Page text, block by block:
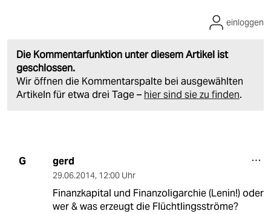
Die Kommentarfunktion unter diesem Artikel ist
geschlossen.
Wir öffnen die Kommentarspalte bei ausgewählten
Artikeln für etwa drei Tage – hier sind sie zu finden.
einloggen
G gerd
29.06.2014, 12:00 Uhr
Finanzkapital und Finanzoligarchie (Lenin!) oder
wer & was erzeugt die Flüchtlingsströme?